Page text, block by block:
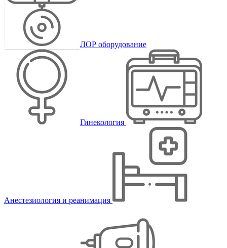
ЛОР оборудование
Гинекология
Анестезиология и реанимация